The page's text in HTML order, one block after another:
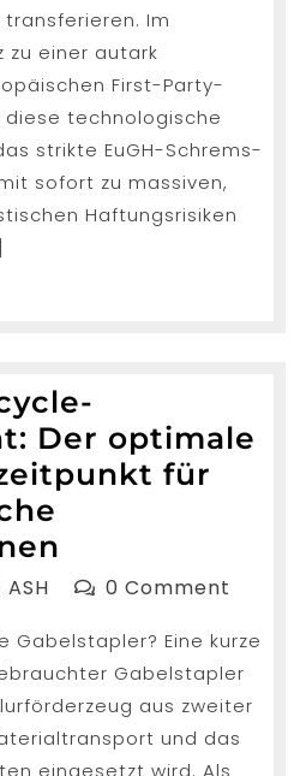
bei
US-
Software?
Im
zu einer autark
First-Party-
technologische
strikte EuGH-Schrems-
sofort zu massiven,
Haftungsrisiken
Der optimale
für
Lifecycle-
Der
optimale
für
ASH ASH 0 Comment
Gabelstapler? Eine kurze
Gabelstapler
aus zweiter
und das